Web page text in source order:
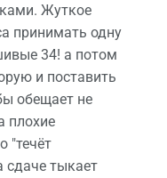
Жуткое
принимать одну
34! а потом
и поставить
обещает не
плохие
"течёт
сдаче тыкает